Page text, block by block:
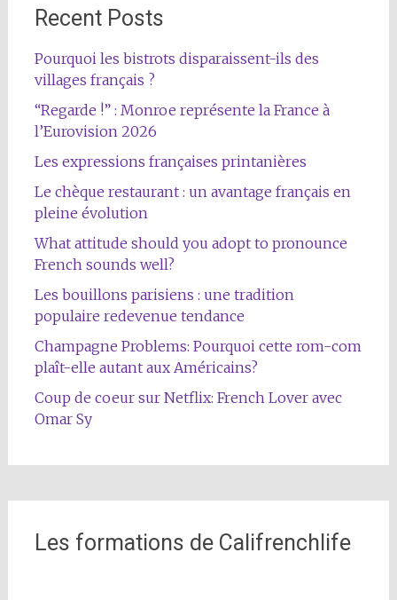
Recent Posts
Pourquoi les bistrots disparaissent-ils des
villages français ?
“Regarde !” : Monroe représente la France à
l’Eurovision 2026
Les expressions françaises printanières
Le chèque restaurant : un avantage français en
pleine évolution
What attitude should you adopt to pronounce
French sounds well?
Les bouillons parisiens : une tradition
populaire redevenue tendance
Champagne Problems: Pourquoi cette rom-com
plaît-elle autant aux Américains?
Coup de coeur sur Netflix: French Lover avec
Omar Sy
Les formations de Califrenchlife